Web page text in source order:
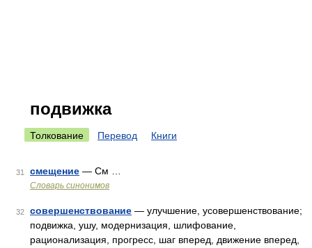
подвижка
Толкование Перевод Книги
31 смещение — См …
Словарь синонимов
32 совершенствование — улучшение, усовершенствование;
подвижка, ушу, модернизация, шлифование,
рационализация, прогресс, шаг вперед, движение вперед,